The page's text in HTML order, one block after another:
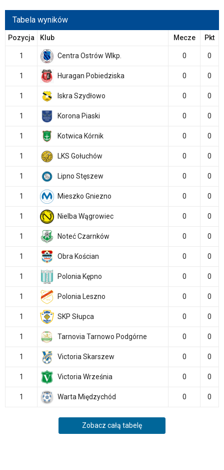
Tabela wyników
Pozycja Klub Mecze Pkt
1 Centra Ostrów Wlkp. 0 0
1 Huragan Pobiedziska 0 0
1 Iskra Szydłowo 0 0
1 Korona Piaski 0 0
1 Kotwica Kórnik 0 0
1 LKS Gołuchów 0 0
1 Lipno Stęszew 0 0
1 Mieszko Gniezno 0 0
1 Nielba Wągrowiec 0 0
1 Noteć Czarnków 0 0
1 Obra Kościan 0 0
1 Polonia Kępno 0 0
1 Polonia Leszno 0 0
1 SKP Słupca 0 0
1 Tarnovia Tarnowo Podgórne 0 0
1 Victoria Skarszew 0 0
1 Victoria Września 0 0
1 Warta Międzychód 0 0
Zobacz całą tabelę